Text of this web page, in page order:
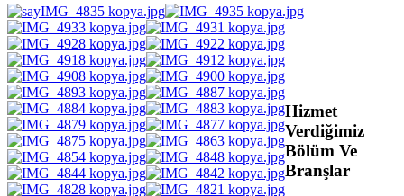
Hizmet
Verdiğimiz
Bölüm Ve
Branşlar